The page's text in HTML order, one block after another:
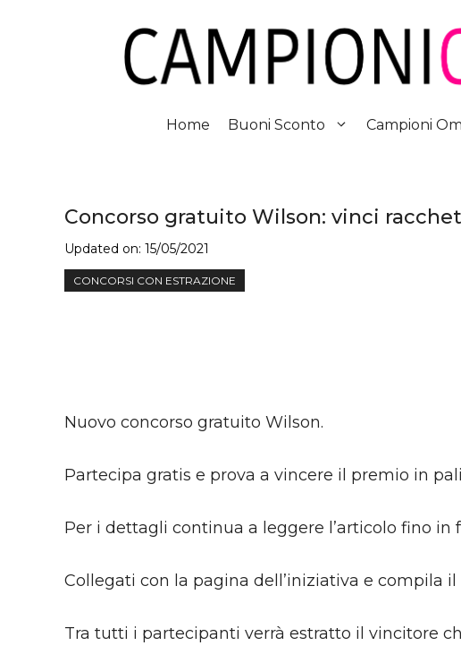
Home Buoni Sconto Campioni
Concorso gratuito Wilson: vinci
Updated on: 15/05/2021
CONCORSI CON ESTRAZIONE
Nuovo concorso gratuito Wilson.
Partecipa gratis e prova a vincere il premio in
Per i dettagli continua a leggere l’articolo fino in
Collegati con la pagina dell’iniziativa e compila
Tra tutti i partecipanti verrà estratto il vincitore